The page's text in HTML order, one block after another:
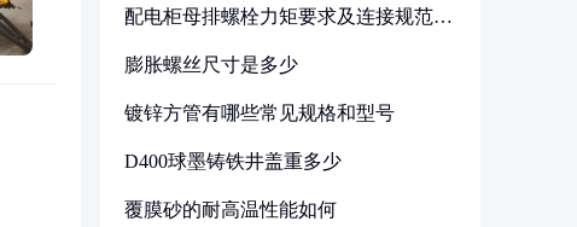
配电柜母排螺栓力矩要求及连接规范详
膨胀螺丝尺寸是多少
镀锌方管有哪些常见规格和型号
D400球墨铸铁井盖重多少
覆膜砂的耐高温性能如何